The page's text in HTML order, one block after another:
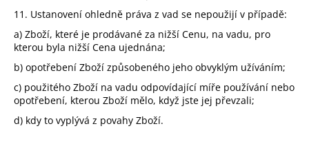
11. Ustanovení ohledně práva z vad se nepoužijí v případě:
a) Zboží, které je prodávané za nižší Cenu, na vadu, pro
kterou byla nižší Cena ujednána;
b) opotřebení Zboží způsobeného jeho obvyklým užíváním;
c) použitého Zboží na vadu odpovídající míře používání nebo
opotřebení, kterou Zboží mělo, když jste jej převzali;
d) kdy to vyplývá z povahy Zboží.